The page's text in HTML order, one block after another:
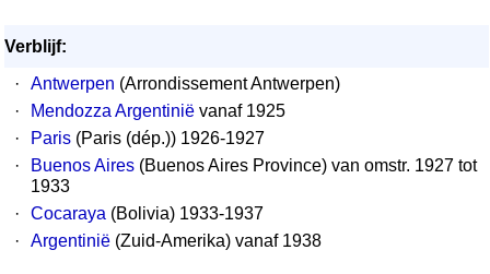
Verblijf:
·
Antwerpen (Arrondissement Antwerpen)
·
Mendozza Argentinië vanaf 1925
·
Paris (Paris (dép.)) 1926-1927
·
Buenos Aires (Buenos Aires Province) van omstr. 1927 tot
1933
·
Cocaraya (Bolivia) 1933-1937
·
Argentinië (Zuid-Amerika) vanaf 1938